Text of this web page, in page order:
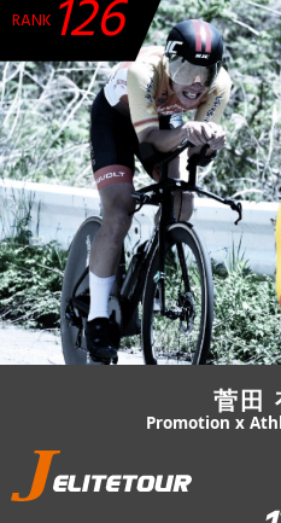
チーム
競技
加盟
エン
JBCF ROAD
RANK 126
菅田
Promotion x